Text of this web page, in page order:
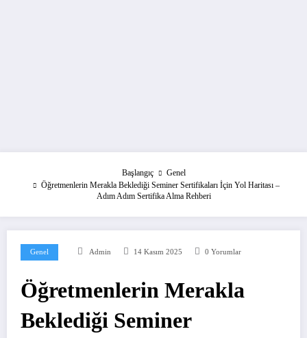
Başlangıç
Genel
Öğretmenlerin Merakla Beklediği Seminer Sertifikaları İçin Yol Haritası –
Adım Adım Sertifika Alma Rehberi
Genel Admin 14 Kasım 2025 0 Yorumlar
Öğretmenlerin Merakla
Beklediği Seminer